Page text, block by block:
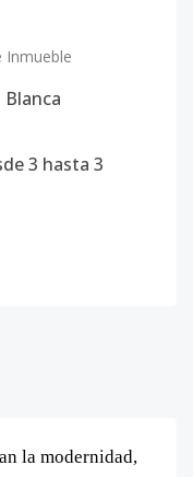
Inmueble
Blanca
3 hasta 3
la modernidad,